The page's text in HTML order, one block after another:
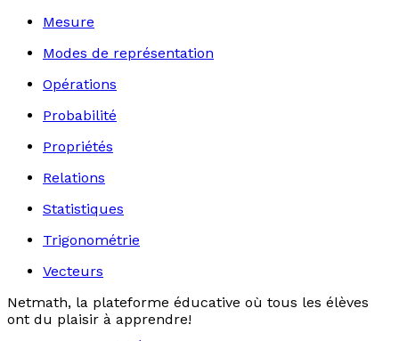
Mesure
Modes de représentation
Opérations
Probabilité
Propriétés
Relations
Statistiques
Trigonométrie
Vecteurs
Netmath, la plateforme éducative où tous les élèves
ont du plaisir à apprendre!